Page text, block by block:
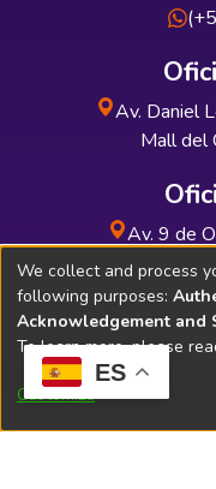
ES
Av. Daniel
Mall del
Av. 9 de
Soporte
We collect and process
following purposes:
Acknowledgement and
To learn more, please
Customize